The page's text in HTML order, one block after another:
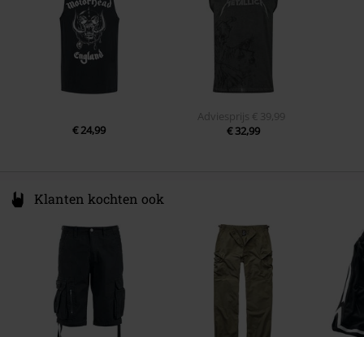
Regularweight
€ 24,99
Adviesprijs
€ 39,99
€ 32,99
Klanten kochten ook